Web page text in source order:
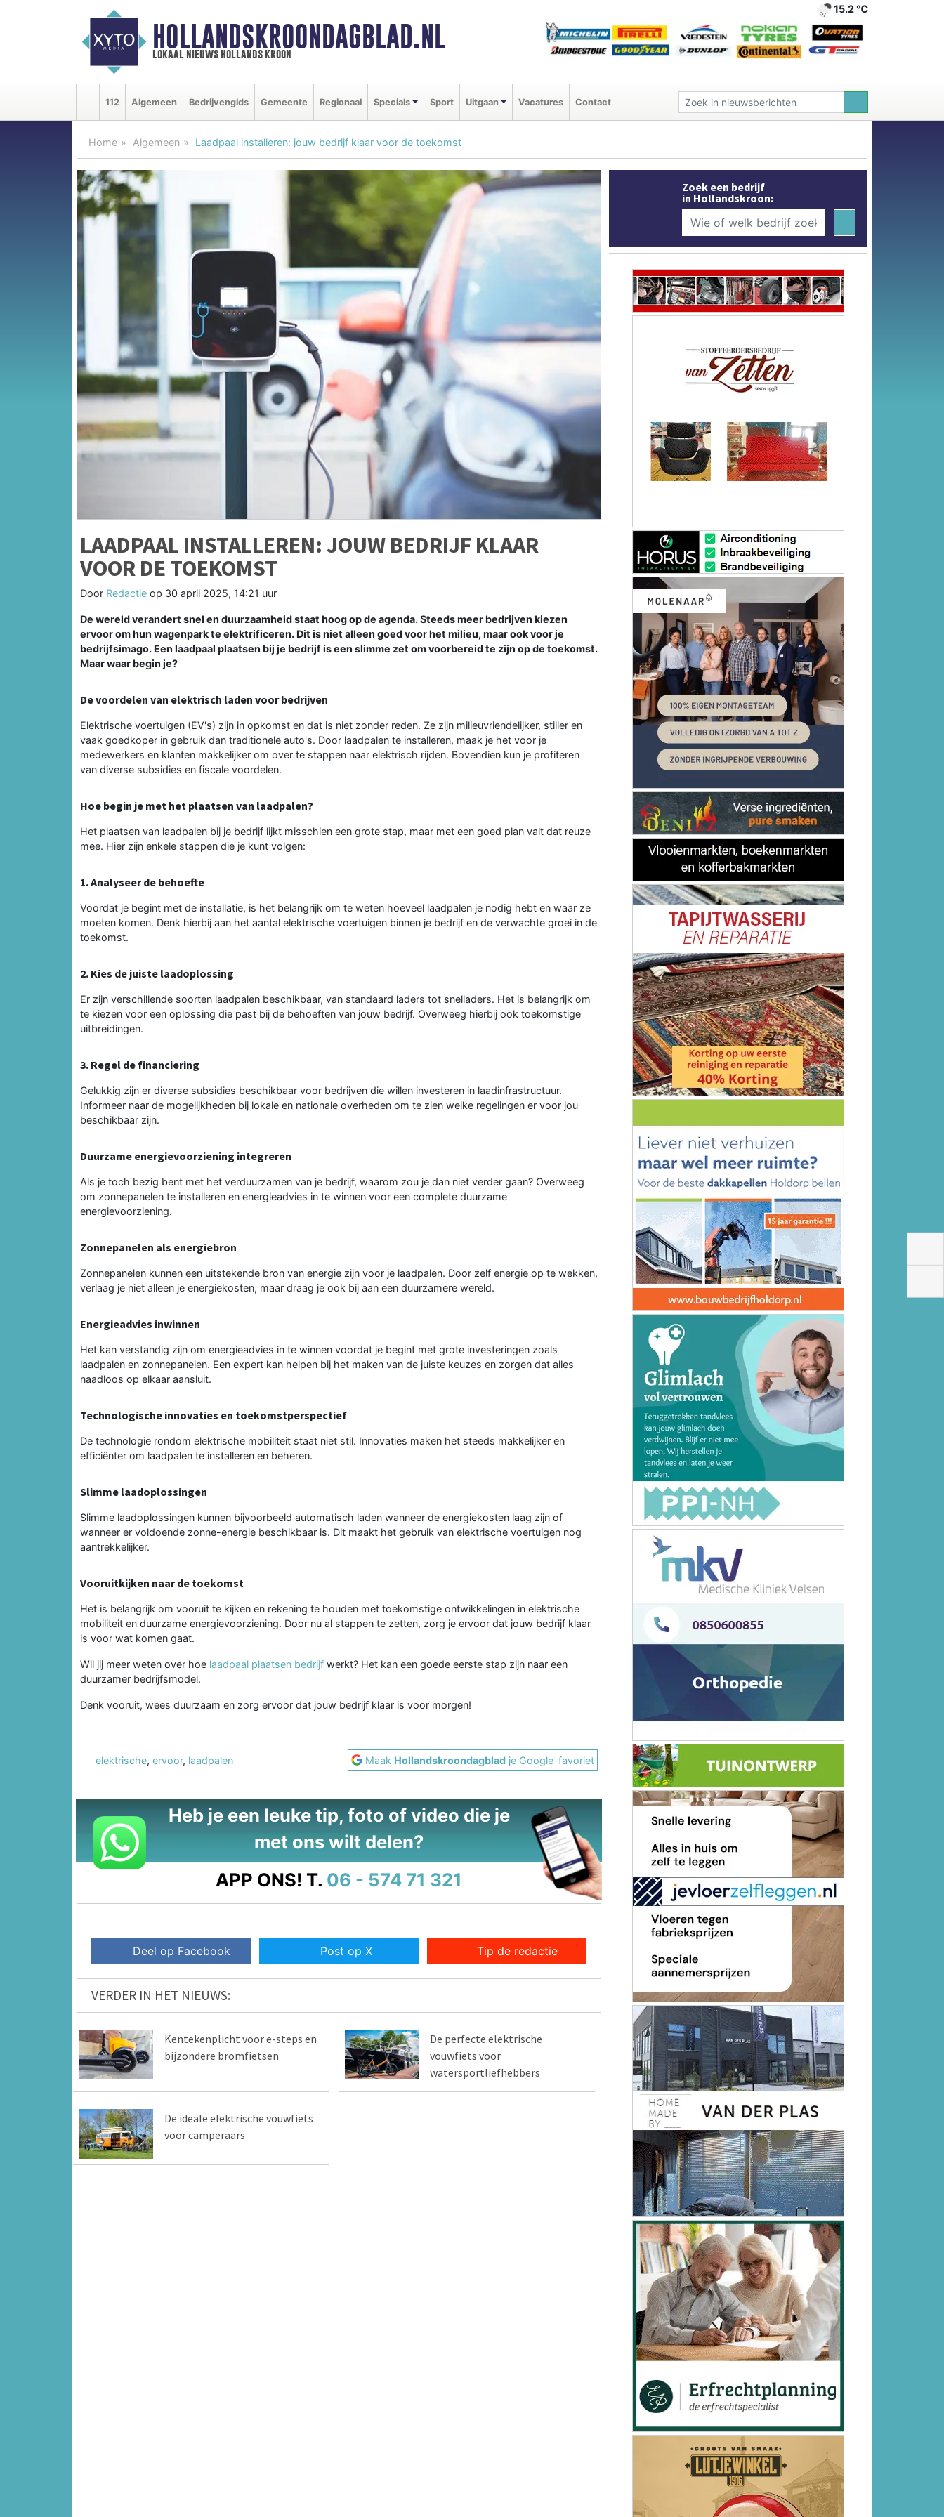
HOLLANDSKROONDAGBLAD.NL
lokaal nieuws hollands kroon
15.2 ℃
112 Algemeen Bedrijvengids Gemeente Regionaal Specials Sport Uitgaan Vacatures Contact
Home Algemeen Laadpaal installeren: jouw bedrijf klaar voor de toekomst
LAADPAAL INSTALLEREN: JOUW BEDRIJF KLAAR
VOOR DE TOEKOMST
Door Redactie op 30 april 2025, 14:21 uur
De wereld verandert snel en duurzaamheid staat hoog op de agenda. Steeds meer bedrijven kiezen
ervoor om hun wagenpark te elektrificeren. Dit is niet alleen goed voor het milieu, maar ook voor je
bedrijfsimago. Een laadpaal plaatsen bij je bedrijf is een slimme zet om voorbereid te zijn op de toekomst.
Maar waar begin je?
De voordelen van elektrisch laden voor bedrijven
Elektrische voertuigen (EV's) zijn in opkomst en dat is niet zonder reden. Ze zijn milieuvriendelijker, stiller en
vaak goedkoper in gebruik dan traditionele auto's. Door laadpalen te installeren, maak je het voor je
medewerkers en klanten makkelijker om over te stappen naar elektrisch rijden. Bovendien kun je profiteren
van diverse subsidies en fiscale voordelen.
Hoe begin je met het plaatsen van laadpalen?
Het plaatsen van laadpalen bij je bedrijf lijkt misschien een grote stap, maar met een goed plan valt dat reuze
mee. Hier zijn enkele stappen die je kunt volgen:
1. Analyseer de behoefte
Voordat je begint met de installatie, is het belangrijk om te weten hoeveel laadpalen je nodig hebt en waar ze
moeten komen. Denk hierbij aan het aantal elektrische voertuigen binnen je bedrijf en de verwachte groei in de
toekomst.
2. Kies de juiste laadoplossing
Er zijn verschillende soorten laadpalen beschikbaar, van standaard laders tot snelladers. Het is belangrijk om
te kiezen voor een oplossing die past bij de behoeften van jouw bedrijf. Overweeg hierbij ook toekomstige
uitbreidingen.
3. Regel de financiering
Gelukkig zijn er diverse subsidies beschikbaar voor bedrijven die willen investeren in laadinfrastructuur.
Informeer naar de mogelijkheden bij lokale en nationale overheden om te zien welke regelingen er voor jou
beschikbaar zijn.
Duurzame energievoorziening integreren
Als je toch bezig bent met het verduurzamen van je bedrijf, waarom zou je dan niet verder gaan? Overweeg
om zonnepanelen te installeren en energieadvies in te winnen voor een complete duurzame
energievoorziening.
Zonnepanelen als energiebron
Zonnepanelen kunnen een uitstekende bron van energie zijn voor je laadpalen. Door zelf energie op te wekken,
verlaag je niet alleen je energiekosten, maar draag je ook bij aan een duurzamere wereld.
Energieadvies inwinnen
Het kan verstandig zijn om energieadvies in te winnen voordat je begint met grote investeringen zoals
laadpalen en zonnepanelen. Een expert kan helpen bij het maken van de juiste keuzes en zorgen dat alles
naadloos op elkaar aansluit.
Technologische innovaties en toekomstperspectief
De technologie rondom elektrische mobiliteit staat niet stil. Innovaties maken het steeds makkelijker en
efficiënter om laadpalen te installeren en beheren.
Slimme laadoplossingen
Slimme laadoplossingen kunnen bijvoorbeeld automatisch laden wanneer de energiekosten laag zijn of
wanneer er voldoende zonne-energie beschikbaar is. Dit maakt het gebruik van elektrische voertuigen nog
aantrekkelijker.
Vooruitkijken naar de toekomst
Het is belangrijk om vooruit te kijken en rekening te houden met toekomstige ontwikkelingen in elektrische
mobiliteit en duurzame energievoorziening. Door nu al stappen te zetten, zorg je ervoor dat jouw bedrijf klaar
is voor wat komen gaat.
Wil jij meer weten over hoe laadpaal plaatsen bedrijf werkt? Het kan een goede eerste stap zijn naar een
duurzamer bedrijfsmodel.
Denk vooruit, wees duurzaam en zorg ervoor dat jouw bedrijf klaar is voor morgen!
elektrische, ervoor, laadpalen Maak Hollandskroondagblad je Google-favoriet
Heb je een leuke tip, foto of video die je
met ons wilt delen?
APP ONS! T. 06 - 574 71 321
Deel op Facebook Post op X Tip de redactie
VERDER IN HET NIEUWS:
Kentekenplicht voor e-steps en
bijzondere bromfietsen
De perfecte elektrische
vouwfiets voor
watersportliefhebbers
De ideale elektrische vouwfiets
voor camperaars
Zoek een bedrijf
in Hollandskroon: